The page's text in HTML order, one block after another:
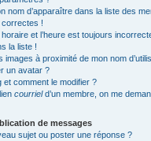
nom d’apparaître dans la liste des
correctes !
et l’heure est toujours
la liste !
images à proximité de mon nom
un avatar ?
et comment le modifier ?
courrield’un membre, on me
de messages
sujet ou poster une réponse ?